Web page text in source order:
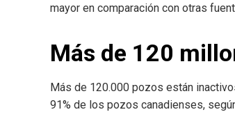
mayor en comparación con otras
Más de 120
Más de 120.000 pozos están
91% de los pozos canadienses,